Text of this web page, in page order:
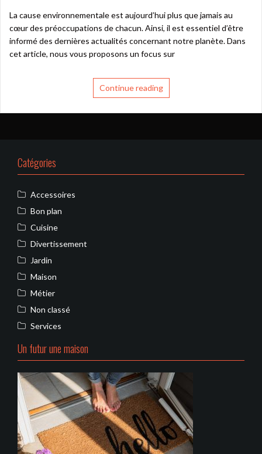
La cause environnementale est aujourd’hui plus que jamais au
cœur des préoccupations de chacun. Ainsi, il est essentiel d’être
informé des dernières actualités concernant notre planète. Dans
cet article, nous vous proposons un focus sur
Continue reading
Catégories
Accessoires
Bon plan
Cuisine
Divertissement
Jardin
Maison
Métier
Non classé
Services
Un futur une maison